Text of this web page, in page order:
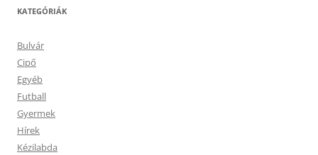
KATEGÓRIÁK
Bulvár
Cipő
Egyéb
Futball
Gyermek
Hírek
Kézilabda